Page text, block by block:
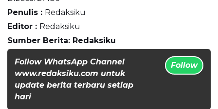
Penulis : Redaksiku
Editor : Redaksiku
Sumber Berita: Redaksiku
Follow WhatsApp Channel
www.redaksiku.com untuk
update berita terbaru setiap
hari
Follow